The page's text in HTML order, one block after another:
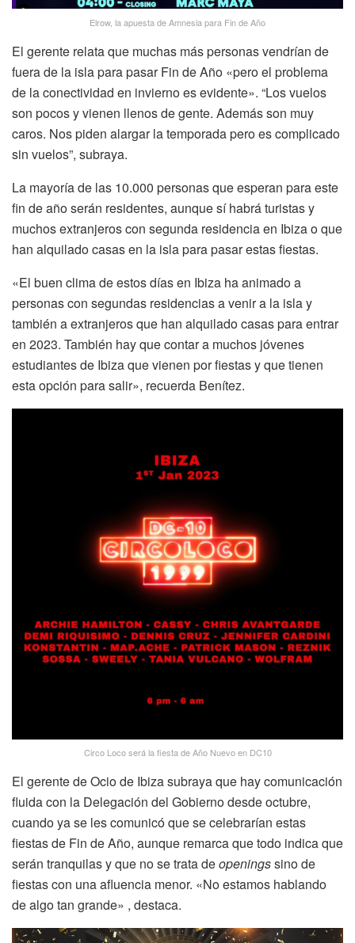
Elrow, la apuesta de Amnesia para Fin de Año
El gerente relata que muchas más personas vendrían de
fuera de la isla para pasar Fin de Año «pero el problema
de la conectividad en invierno es evidente». “Los vuelos
son pocos y vienen llenos de gente. Además son muy
caros. Nos piden alargar la temporada pero es complicado
sin vuelos”, subraya.
La mayoría de las 10.000 personas que esperan para este
fin de año serán residentes, aunque sí habrá turistas y
muchos extranjeros con segunda residencia en Ibiza o que
han alquilado casas en la isla para pasar estas fiestas.
«El buen clima de estos días en Ibiza ha animado a
personas con segundas residencias a venir a la isla y
también a extranjeros que han alquilado casas para entrar
en 2023. También hay que contar a muchos jóvenes
estudiantes de Ibiza que vienen por fiestas y que tienen
esta opción para salir», recuerda Benítez.
Circo Loco será la fiesta de Año Nuevo en DC10
El gerente de Ocio de Ibiza subraya que hay comunicación
fluida con la Delegación del Gobierno desde octubre,
cuando ya se les comunicó que se celebrarían estas
fiestas de Fin de Año, aunque remarca que todo indica que
serán tranquilas y que no se trata deopeningssino de
fiestas con una afluencia menor. «No estamos hablando
de algo tan grande» , destaca.